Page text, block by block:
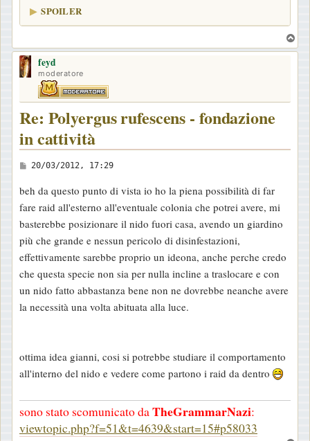
SPOILER
o
feyd
moderatore
Re: Polyergus rufescens - fondazione
in cattività
M
s
s
a
g
g
i
o
20/03/2012, 17:29
beh da questo punto di vista io ho la piena possibilità di far
fare raid all'esterno all'eventuale colonia che potrei avere, mi
basterebbe posizionare il nido fuori casa, avendo un giardino
più che grande e nessun pericolo di disinfestazioni,
effettivamente sarebbe proprio un ideona, anche perche credo
che questa specie non sia per nulla incline a traslocare e con
un nido fatto abbastanza bene non ne dovrebbe neanche avere
la necessità una volta abituata alla luce.
ottima idea gianni, cosi si potrebbe studiare il comportamento
all'interno del nido e vedere come partono i raid da dentro
sono stato scomunicato daTheGrammarNazi:
viewtopic.php?f=51&t=4639&start=15#p58033